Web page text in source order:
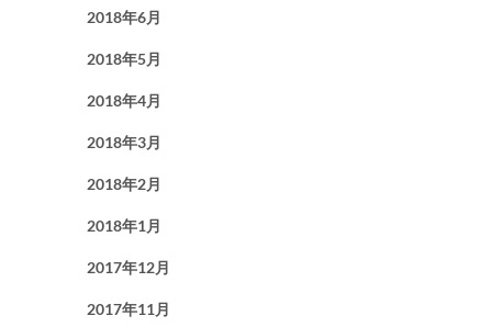
2018年6月
2018年5月
2018年4月
2018年3月
2018年2月
2018年1月
2017年12月
2017年11月